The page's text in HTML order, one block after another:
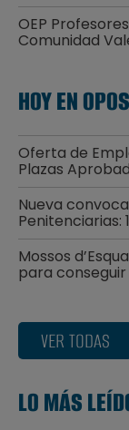
OEP
Comunidad
HOY EN
Oferta de
Plazas
Nueva
Penitenciarias:
Mossos
para
VER TODAS
LO MÁS